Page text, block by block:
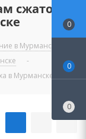
сжатого
в Мурманске
-
в Мурманске
0
0
0